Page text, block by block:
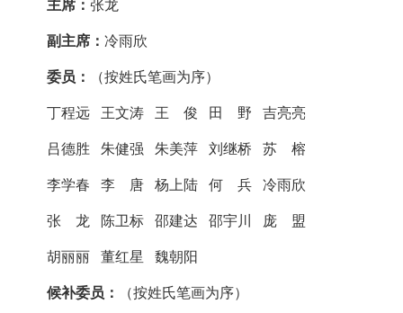
主席： 张龙
副主席： 冷雨欣
委员： （按姓氏笔画为序）
丁程远 王文涛 王 俊 田 野 吉亮亮
吕德胜 朱健强 朱美萍 刘继桥 苏 榕
李学春 李 唐 杨上陆 何 兵 冷雨欣
张 龙 陈卫标 邵建达 邵宇川 庞 盟
胡丽丽 董红星 魏朝阳
候补委员： （按姓氏笔画为序）